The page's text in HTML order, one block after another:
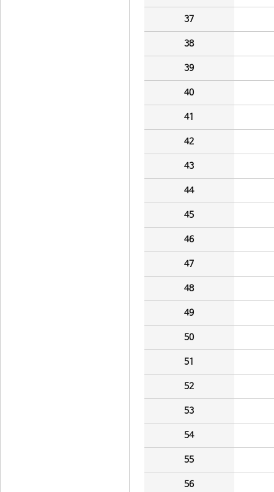
37
38
39
40
41
42
43
44
45
46
47
48
49
50
51
52
53
54
55
56